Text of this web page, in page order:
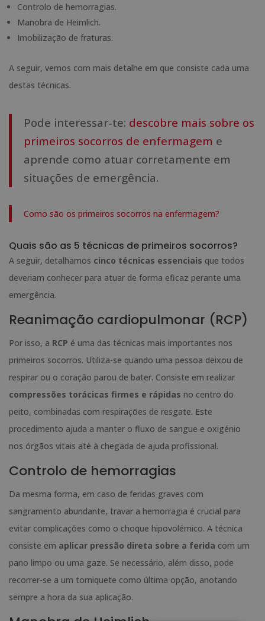
Controlo de hemorragias.
Manobra de Heimlich.
Imobilização de fraturas.
A seguir, vemos com mais detalhe em que consiste cada uma
destas técnicas.
Pode interessar-te: descobre mais sobre os
primeiros socorros de enfermagem e
aprende como atuar corretamente em
situações de emergência.
Como são os primeiros socorros na enfermagem?
Quais são as 5 técnicas de primeiros socorros?
A seguir, detalhamos cinco técnicas essenciais que todos
deveriam conhecer para atuar de forma eficaz perante uma
emergência.
Reanimação cardiopulmonar (RCP)
Por isso, a RCP é uma das técnicas mais importantes nos
primeiros socorros. Utiliza-se quando uma pessoa deixou de
respirar ou o coração parou de bater. Consiste em realizar
compressões torácicas firmes e rápidas no centro do
peito, combinadas com respirações de resgate. Este
procedimento ajuda a manter o fluxo de sangue e oxigénio
nos órgãos vitais até à chegada de ajuda profissional.
Controlo de hemorragias
Da mesma forma, em caso de feridas graves com
sangramento abundante, travar a hemorragia é crucial para
evitar complicações como o choque hipovolémico. A técnica
consiste em aplicar pressão direta sobre a ferida com um
pano limpo ou uma gaze. Se necessário, além disso, pode
recorrer-se a um torniquete como última opção, anotando
sempre a hora da sua aplicação.